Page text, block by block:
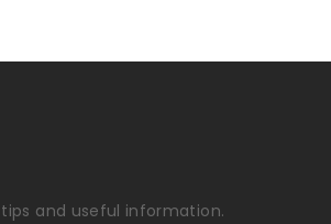
and useful information.